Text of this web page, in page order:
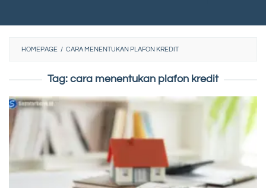
HOMEPAGE / CARA MENENTUKAN PLAFON KREDIT
Tag: cara menentukan plafon kredit